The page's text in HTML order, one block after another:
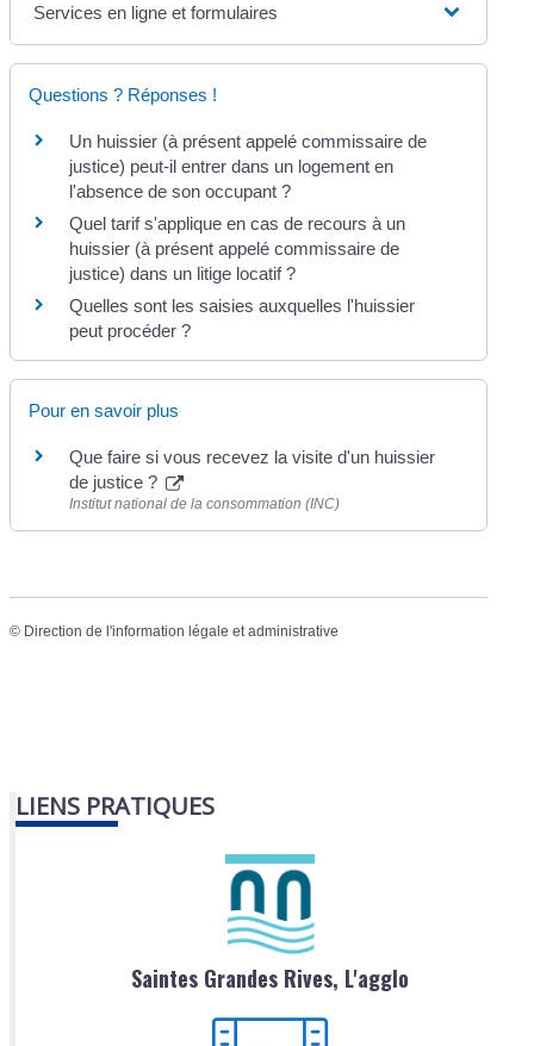
Services en ligne et formulaires
Questions ? Réponses !
Un huissier (à présent appelé commissaire de
justice) peut-il entrer dans un logement en
l'absence de son occupant ?
Quel tarif s'applique en cas de recours à un
huissier (à présent appelé commissaire de
justice) dans un litige locatif ?
Quelles sont les saisies auxquelles l'huissier
peut procéder ?
Pour en savoir plus
Que faire si vous recevez la visite d'un huissier
de justice ?
Institut national de la consommation (INC)
© Direction de l'information légale et administrative
LIENS PRATIQUES
Saintes Grandes Rives, L'agglo